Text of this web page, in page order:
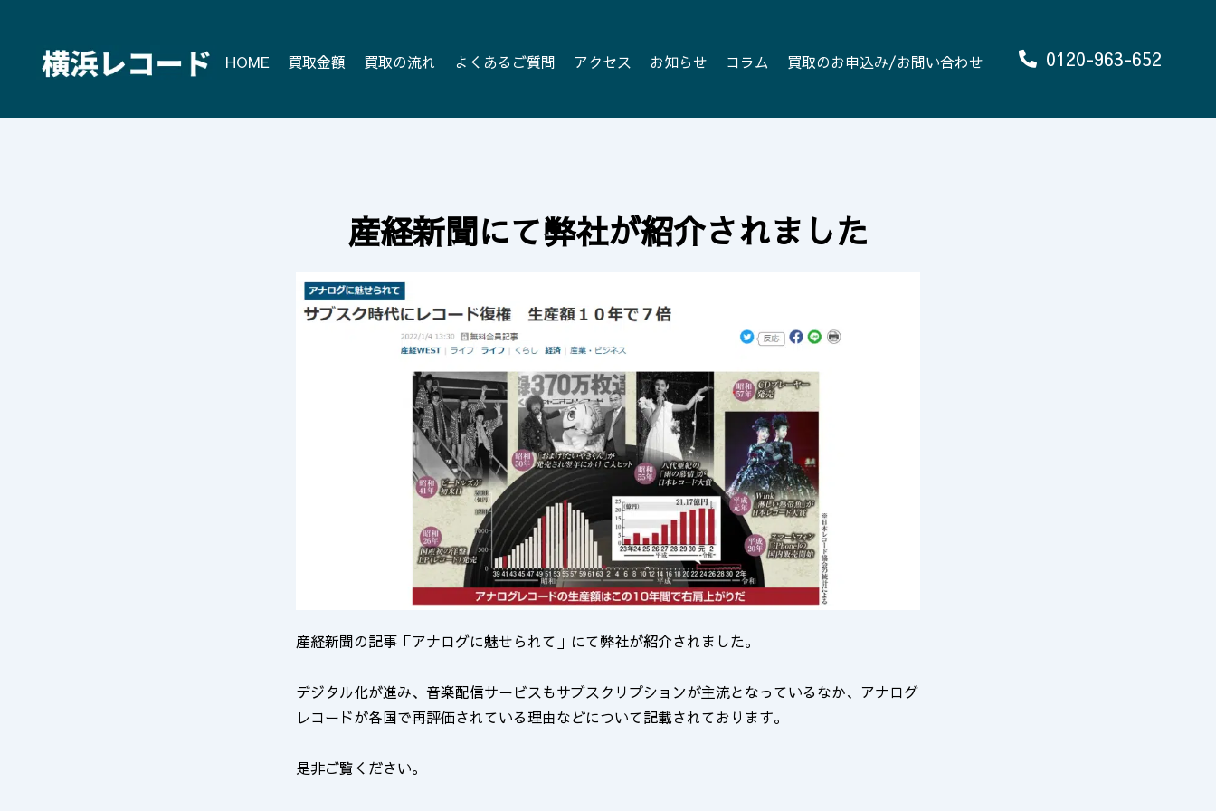
content
HOME 買取金額 買取の流れ よくあるご質問 アクセス お知らせ コラム 買取のお申込み/お問い合わせ 0120-963-652
産経新聞にて弊社が紹介されました
産経新聞の記事「アナログに魅せられて」にて弊社が紹介されました。
デジタル化が進み、音楽配信サービスもサブスクリプションが主流となっているなか、アナログ
レコードが各国で再評価されている理由などについて記載されております。
是非ご覧ください。